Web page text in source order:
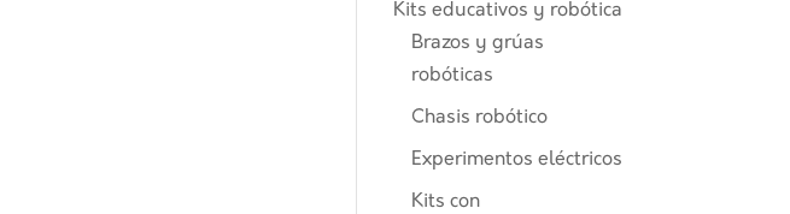
Kits educativos y robótica
Brazos y grúas
robóticas
Chasis robótico
Experimentos eléctricos
Kits con